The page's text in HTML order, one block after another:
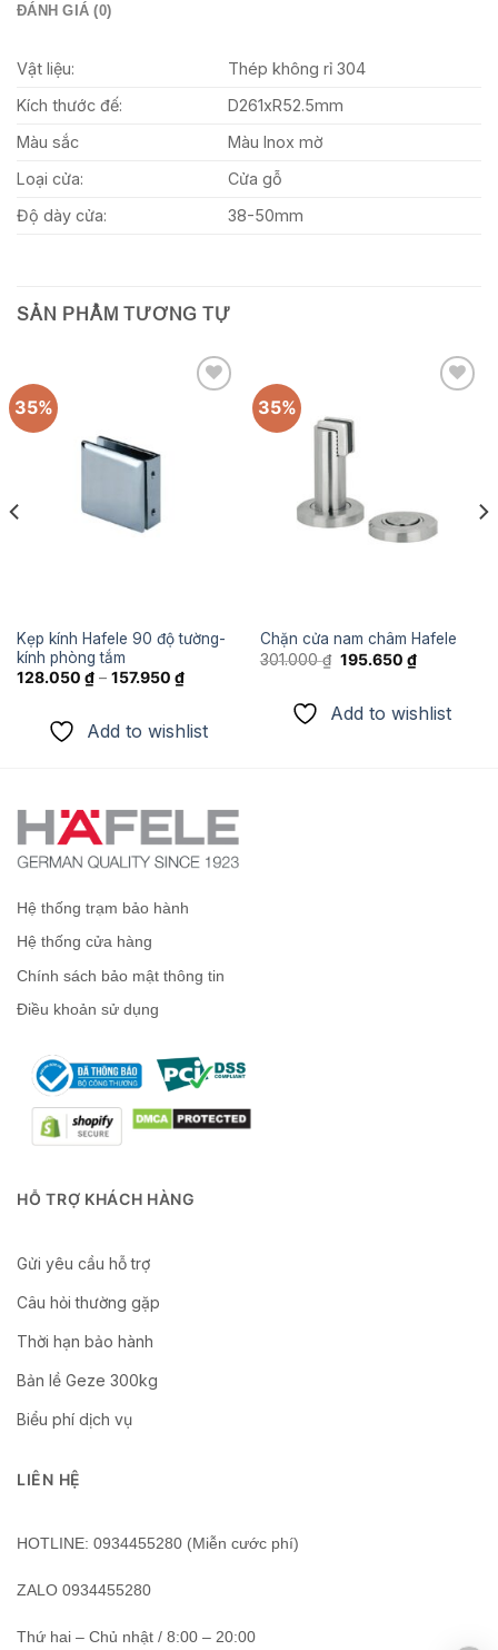
ĐÁNH GIÁ (0)
Vật liệu:
Thép không rỉ 304
Kích thước đế:
D261xR52.5mm
Màu sắc
Màu Inox mờ
Loại cửa:
Cửa gỗ
Độ dày cửa:
38-50mm
SẢN PHẨM TƯƠNG TỰ
35%
Kẹp kính Hafele 90 độ tường-
kính phòng tắm
128.050 ₫– 157.950 ₫
Add to wishlist
35%
Chặn cửa nam châm Hafele
301.000₫ Giá
195.650 ₫Giá
hiện
195.650 ₫.
Add to wishlist
Hệ thống trạm bảo hành
Hệ thống cửa hàng
Chính sách bảo mật thông tin
Điều khoản sử dụng
HỖ TRỢ KHÁCH HÀNG
Gửi yêu cầu hỗ trợ
Câu hỏi thường gặp
Thời hạn bảo hành
Bản lề Geze 300kg
Biểu phí dịch vụ
LIÊN HỆ
HOTLINE: 0934455280 (Miễn cước phí)
ZALO 0934455280
Thứ hai – Chủ nhật / 8:00 – 20:00